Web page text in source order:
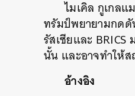
ไมเคิล กูเกล
ทรัมป์พยายามกดดั
รัสเซียและ
นั้น และอาจทำให้
อ้างอิง